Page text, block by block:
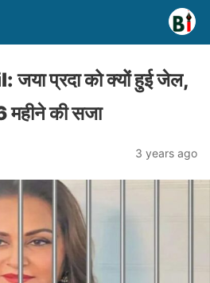
प्रदा को क्यों हुई जेल,
महीने की सजा
3 years ago